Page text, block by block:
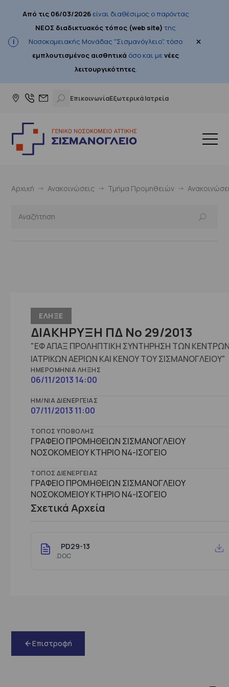
Από τις 06/03/2026είναι διαθέσιμος ο παρόντας
ΝΕΟΣ διαδικτυακός τόπος (web site) της
Νοσοκομειακής Μονάδας "Σισμανόγλειο", τόσο
εμπλουτισμένος αισθητικά όσο και μενέες
λειτουργικότητες.
×
ΕπικοινωνίαΕξωτερικά Ιατρεία
Αρχική Ανακοινώσεις Τμήμα Προμηθειών
ΕΛΗΞΕ
ΔΙΑΚΗΡΥΞΗ ΠΔ Νο 29/2013
"ΕΦ ΑΠΑΞ ΠΡΟΛΗΠΤΙΚΗ ΣΥΝΤΗΡΗΣΗ ΤΩΝ
ΙΑΤΡΙΚΩΝ ΑΕΡΙΩΝ ΚΑΙ ΚΕΝΟΥ ΤΟΥ ΣΙΣΜΑΝΟΓΛΕΙΟΥ"
ΗΜΕΡΟΜΗΝΊΑ ΛΉΞΗΣ
06/11/2013 14:00
ΗΜ/ΝΊΑ ΔΙΕΝΈΡΓΕΙΑΣ
07/11/2013 11:00
ΤΌΠΟΣ ΥΠΟΒΟΛΉΣ
ΓΡΑΦΕΙΟ ΠΡΟΜΗΘΕΙΩΝ ΣΙΣΜΑΝΟΓΛΕΙΟΥ
ΝΟΣΟΚΟΜΕΙΟΥ ΚΤΗΡΙΟ Ν4-ΙΣΟΓΕΙΟ
ΤΌΠΟΣ ΔΙΕΝΈΡΓΕΙΑΣ
ΓΡΑΦΕΙΟ ΠΡΟΜΗΘΕΙΩΝ ΣΙΣΜΑΝΟΓΛΕΙΟΥ
ΝΟΣΟΚΟΜΕΙΟΥ ΚΤΗΡΙΟ Ν4-ΙΣΟΓΕΙΟ
Σχετικά Αρχεία
PD29-13
.DOC
Επιστροφή